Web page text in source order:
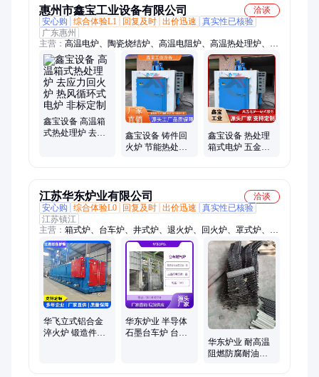
惠州市鑫宝工业设备有限公司
洽谈
安心购
综合体验L1 回复及时 出价迅速
真实性已核验
广东惠州
主营： 高温电炉、陶瓷烧结炉、高温电阻炉、高温热处理炉、回
火炉、升降炉、高温升降炉、高温烧结炉、热处理炉、高温回火
炉、高温炉、台车炉、高温台车炉、退火炉、高温退火炉、箱式
电阻炉、箱式炉、工业电炉、真空炉、真空电炉、真空退火炉、
箱式高温炉、升降电炉、箱式热处理炉
鑫宝设备 高温箱
式热处理炉 去应
鑫宝设备 铸件回
火炉 节能热处理
鑫宝设备 热处理
箱式电炉 五金去
江苏华东炉业有限公司
洽谈
安心购
综合体验L0 回复及时 出价迅速
真实性已核验
江苏镇江
主营： 箱式炉、台车炉、井式炉、退火炉、回火炉、罩式炉、移
动炉、实验炉、铝合金淬火炉、锻造加热炉、铝型材时效炉、蓄
热式加热炉
华飞立式铝合金
淬火炉 锻造件压
华东炉业 半导体
石墨台车炉 台式
华东炉业 耐高温
阻燃防腐耐油低